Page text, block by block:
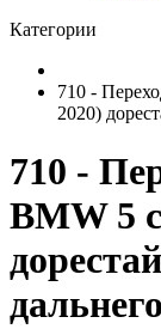
Категории
710 -
2020)
710 -
BMW 5